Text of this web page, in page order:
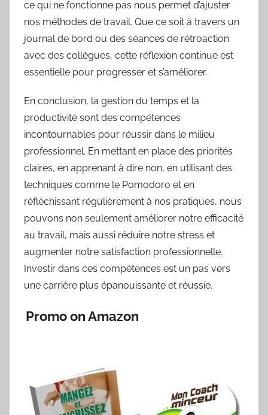
ce qui ne fonctionne pas nous permet d’ajuster
nos méthodes de travail. Que ce soit à travers un
journal de bord ou des séances de rétroaction
avec des collègues, cette réflexion continue est
essentielle pour progresser et s’améliorer.
En conclusion, la gestion du temps et la
productivité sont des compétences
incontournables pour réussir dans le milieu
professionnel. En mettant en place des priorités
claires, en apprenant à dire non, en utilisant des
techniques comme le Pomodoro et en
réfléchissant régulièrement à nos pratiques, nous
pouvons non seulement améliorer notre efficacité
au travail, mais aussi réduire notre stress et
augmenter notre satisfaction professionnelle.
Investir dans ces compétences est un pas vers
une carrière plus épanouissante et réussie.
Promo on Amazon